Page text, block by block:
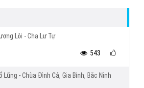
Lôi - Cha Lư Tự
543
Lũng - Chùa Đình Cả, Gia Bình, Bắc Ninh